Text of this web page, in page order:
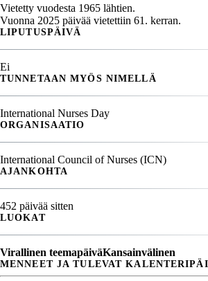
Vietetty vuodesta 1965 lähtien.
Vuonna 2025 päivää vietettiin 61. kerran.
LIPUTUSPÄIVÄ
Ei
TUNNETAAN MYÖS NIMELLÄ
International Nurses Day
ORGANISAATIO
International Council of Nurses (ICN)
AJANKOHTA
452 päivää sitten
LUOKAT
Virallinen teemapäiväKansainvälinen
MENNEET JA TULEVAT